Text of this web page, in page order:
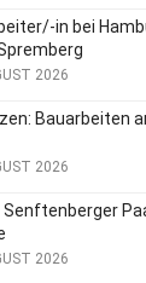
in bei
2026
Bauarbeiten
2026
Senftenberger
2026